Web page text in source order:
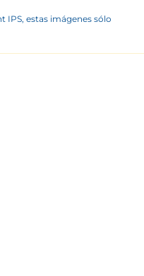
IPS, estas imágenes sólo